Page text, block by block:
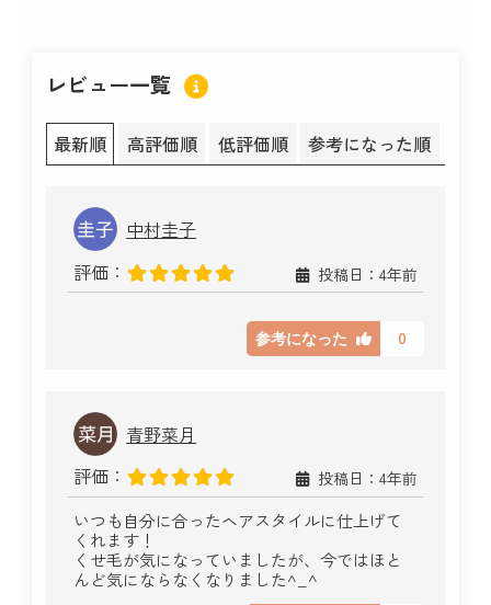
レビュー一覧
最新順 高評価順 低評価順 参考になった順
中村圭子
評価：
投稿日：4年前
参考になった 0
青野菜月
評価：
投稿日：4年前
いつも自分に合ったヘアスタイルに仕上げて
くれます！
くせ毛が気になっていましたが、今ではほと
んど気にならなくなりました^_^